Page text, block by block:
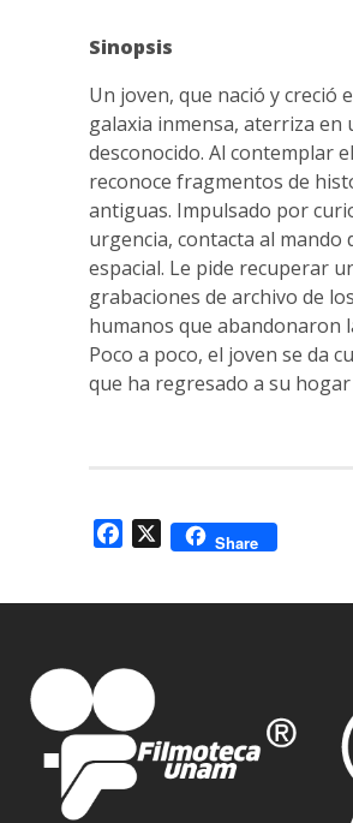
Sinopsis
Un joven, que nació y creció
galaxia inmensa, aterriza en
desconocido. Al contemplar
reconoce fragmentos de
antiguas. Impulsado por
urgencia, contacta al mando
espacial. Le pide recuperar
grabaciones de archivo de
humanos que abandonaron
Poco a poco, el joven se da
que ha regresado a su
Facebook
X Share